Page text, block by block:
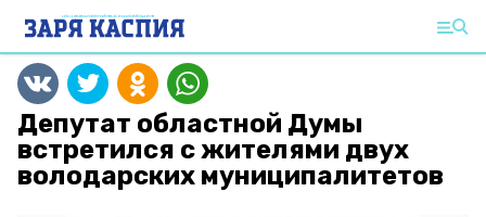
Депутат областной Думы
встретился с жителями двух
володарских муниципалитетов